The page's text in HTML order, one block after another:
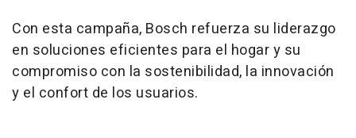
Con esta campaña, Bosch refuerza su liderazgo
en soluciones eficientes para el hogar y su
compromiso con la sostenibilidad, la innovación
y el confort de los usuarios.